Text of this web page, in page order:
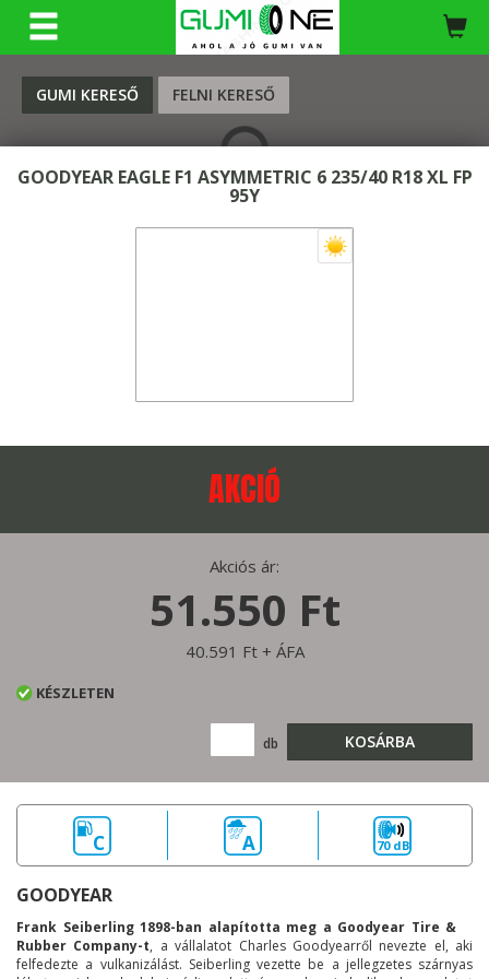
GUMI KERESŐ FELNI KERESŐ
KERESÉS
GOODYEAR EAGLE F1 ASYMMETRIC 6 235/40 R18 XL FP
95Y
AKCIÓ
Akciós ár:
51.550 Ft
40.591 Ft + ÁFA
KÉSZLETEN
db KOSÁRBA
C A 70 dB
GOODYEAR
Frank Seiberling 1898-ban alapította meg a Goodyear Tire &
Rubber Company-t, a vállalatot Charles Goodyearről nevezte el, aki
felfedezte a vulkanizálást. Seiberling vezette be a jellegzetes szárnyas